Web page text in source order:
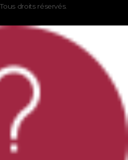
droits réservés.